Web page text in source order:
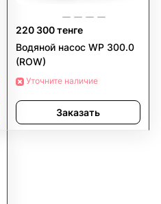
220 300 тенге
Водяной насос WP 300.0
(ROW)
Уточните наличие
Заказать